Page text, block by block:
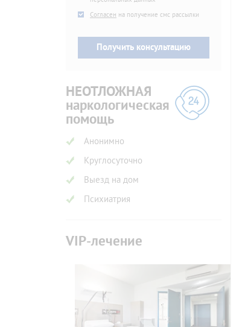
SMS
Согласен на получение смс рассылки
НЕОТЛОЖНАЯ
наркологическая
помощь
Анонимно
Круглосуточно
Выезд на дом
Психиатрия
VIP-лечение